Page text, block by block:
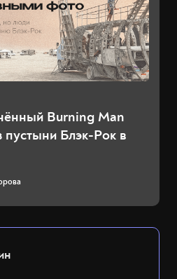
Burning Man
пустыни Блэк-Рок в